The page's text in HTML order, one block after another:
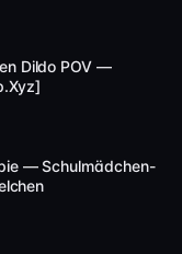
Dildo POV —
— Schulmädchen-